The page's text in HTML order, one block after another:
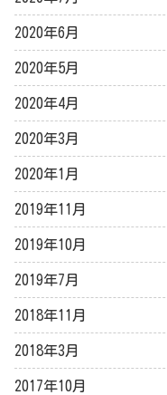
2020年6月
2020年5月
2020年4月
2020年3月
2020年1月
2019年11月
2019年10月
2019年7月
2018年11月
2018年3月
2017年10月